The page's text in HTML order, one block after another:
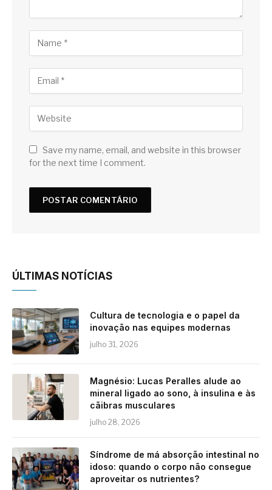
Save my name, email, and website in this browser
for the next time I comment.
ÚLTIMAS NOTÍCIAS
Cultura de tecnologia e o papel da
inovação nas equipes modernas
julho 31, 2026
Magnésio: Lucas Peralles alude ao
mineral ligado ao sono, à insulina e às
cãibras musculares
julho 28, 2026
Síndrome de má absorção intestinal no
idoso: quando o corpo não consegue
aproveitar os nutrientes?